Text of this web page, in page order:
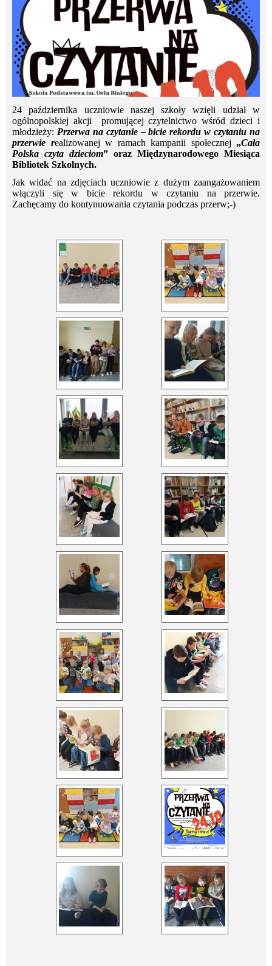
24 października uczniowie naszej szkoły wzięli udział w
ogólnopolskiej akcji promującej czytelnictwo wśród dzieci i
młodzieży: Przerwa na czytanie – bicie rekordu w czytaniu na
przerwie realizowanej w ramach kampanii społecznej „Cała
Polska czyta dzieciom” oraz Międzynarodowego Miesiąca
Bibliotek Szkolnych.
Jak widać na zdjęciach uczniowie z dużym zaangażowaniem
włączyli się w bicie rekordu w czytaniu na przerwie.
Zachęcamy do kontynuowania czytania podczas przerw;-)